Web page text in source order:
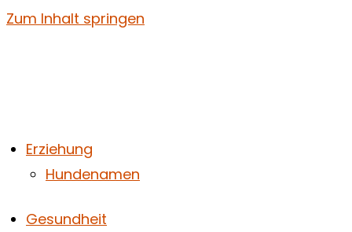
Zum Inhalt springen
Erziehung
Hundenamen
Gesundheit